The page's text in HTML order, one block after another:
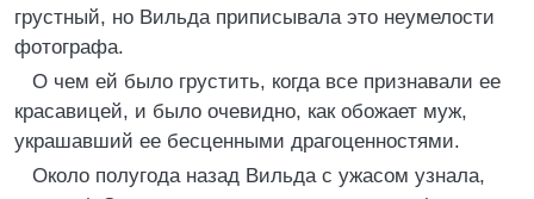
грустный, но Вильда приписывала это неумелости
фотографа.
О чем ей было грустить, когда все признавали ее
красавицей, и было очевидно, как обожает муж,
украшавший ее бесценными драгоценностями.
Около полугода назад Вильда с ужасом узнала,